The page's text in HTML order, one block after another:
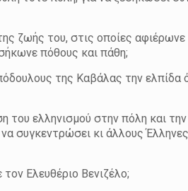
ζωής του, στις οποίες
πόθους και πάθη;
της Καβάλας την ελπίδα
του ελληνισμού στην πόλη και
συγκεντρώσει κι άλλους
Ελευθέριο Βενιζέλο;